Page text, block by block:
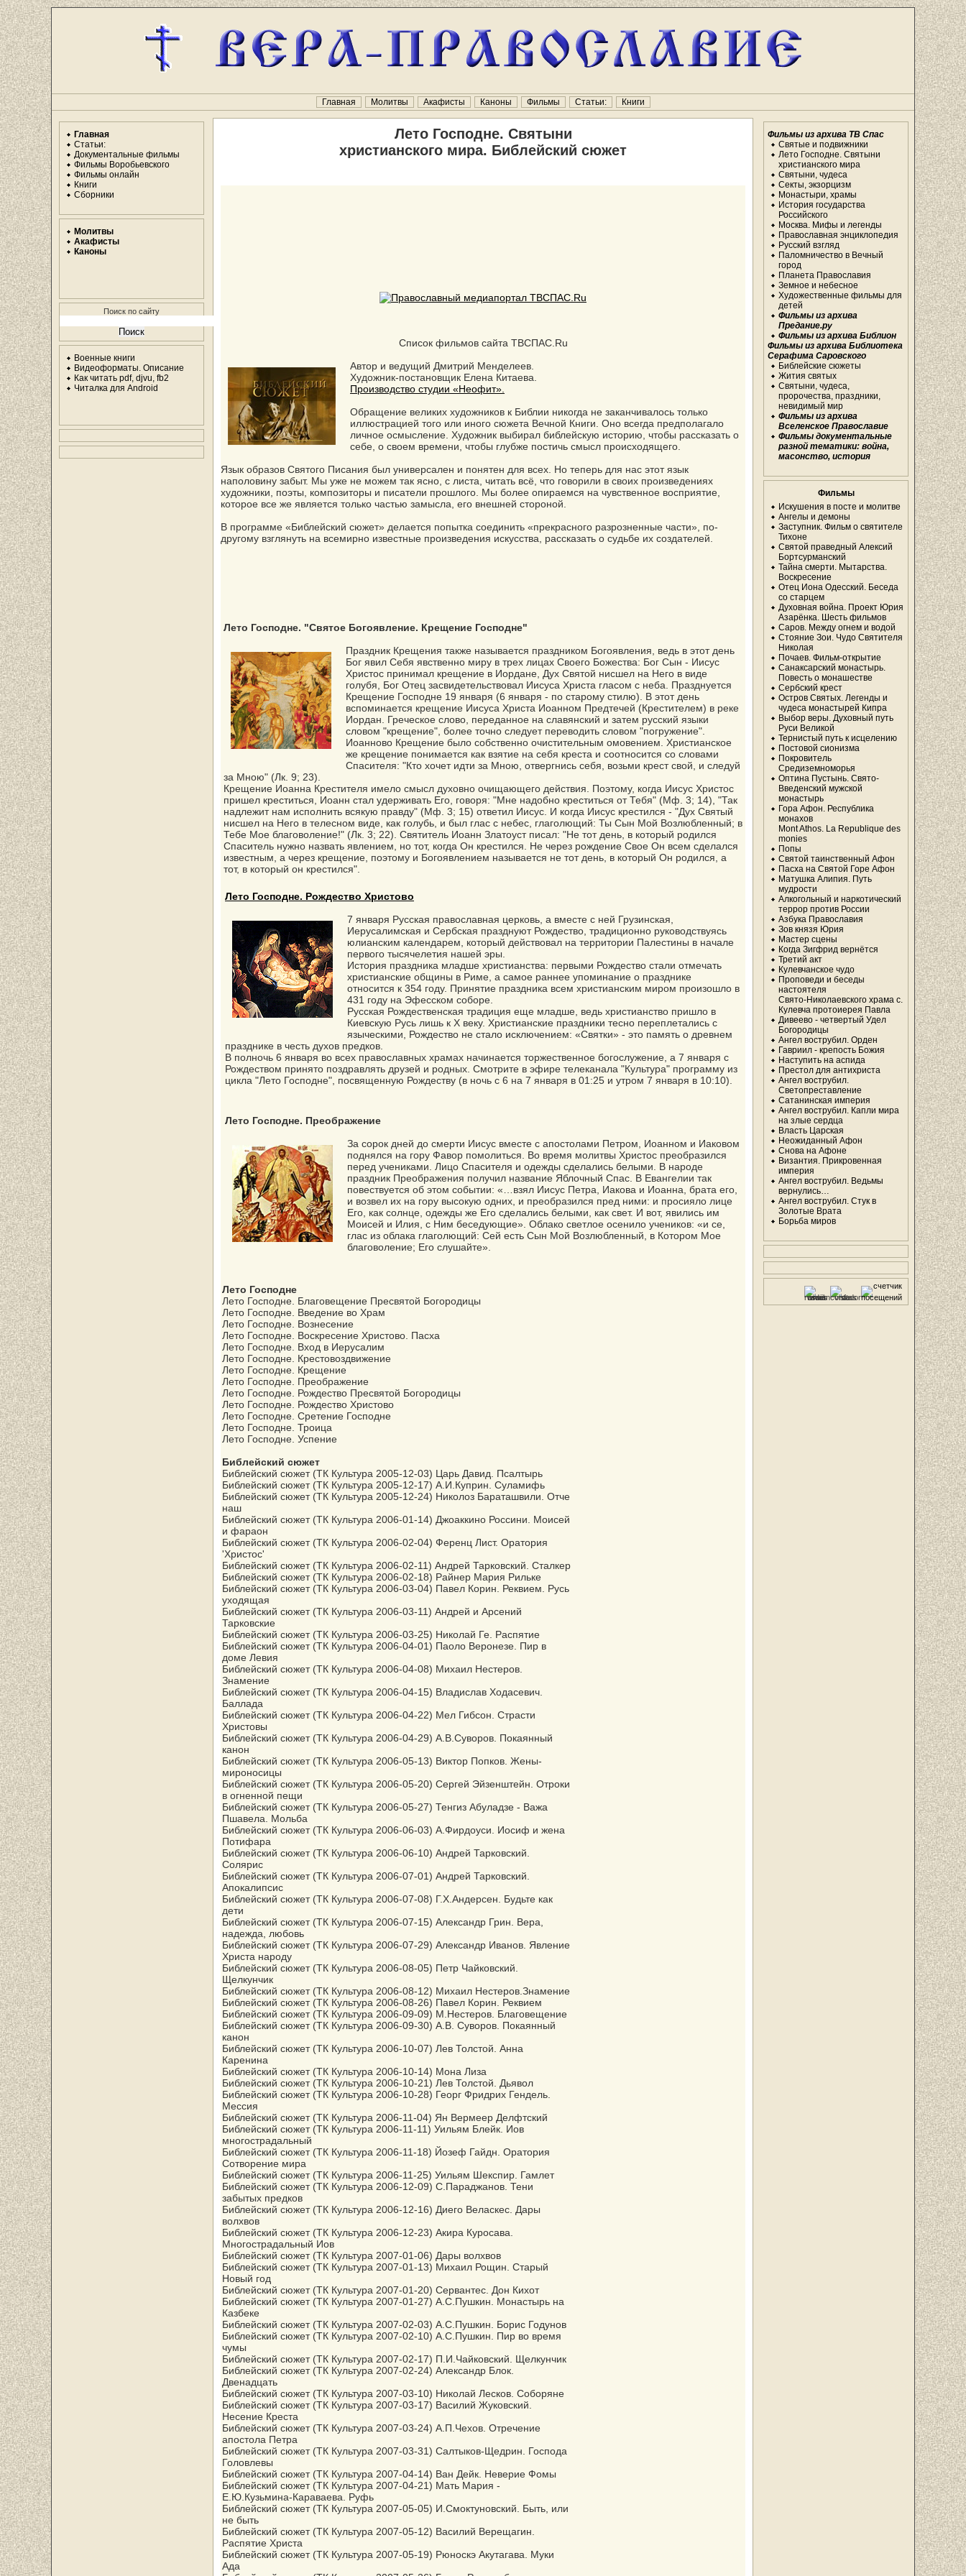
Главная Молитвы Акафисты Каноны Фильмы Статьи: Книги
Главная
Статьи:
Документальные фильмы
Фильмы Воробьевского
Фильмы онлайн
Книги
Сборники
Молитвы
Акафисты
Каноны
Поиск по сайту
Военные книги
Видеоформаты. Описание
Как читать pdf, djvu, fb2
Читалка для Android
Фильмы из архива ТВ Спас
Святые и подвижники
Лето Господне. Святыни
христианского мира
Святыни, чудеса
Секты, экзорцизм
Монастыри, храмы
История государства
Российского
Москва. Мифы и легенды
Православная энциклопедия
Русский взгляд
Паломничество в Вечный
город
Планета Православия
Земное и небесное
Художественные фильмы для
детей
Фильмы из архива
Предание.ру
Фильмы из архива Библион
Фильмы из архива Библиотека
Серафима Саровского
Библейские сюжеты
Жития святых
Святыни, чудеса,
пророчества, праздники,
невидимый мир
Фильмы из архива
Вселенское Православие
Фильмы документальные
разной тематики: война,
масонство, история
Фильмы
Искушения в посте и молитве
Ангелы и демоны
Заступник. Фильм о святителе
Тихоне
Святой праведный Алексий
Бортсурманский
Тайна смерти. Мытарства.
Воскресение
Отец Иона Одесский. Беседа
со старцем
Духовная война. Проект Юрия
Азарёнка. Шесть фильмов
Саров. Между огнем и водой
Стояние Зои. Чудо Святителя
Николая
Почаев. Фильм-открытие
Санаксарский монастырь.
Повесть о монашестве
Сербский крест
Остров Святых. Легенды и
чудеса монастырей Кипра
Выбор веры. Духовный путь
Руси Великой
Тернистый путь к исцелению
Постовой сионизма
Покровитель
Средиземноморья
Оптина Пустынь. Свято-
Введенский мужской
монастырь
Гора Афон. Республика
монахов
Mont Athos. La Republique des
monies
Попы
Святой таинственный Афон
Пасха на Святой Горе Афон
Матушка Алипия. Путь
мудрости
Алкогольный и наркотический
террор против России
Азбука Православия
Зов князя Юрия
Мастер сцены
Когда Зигфрид вернётся
Третий акт
Кулевчанское чудо
Проповеди и беседы
настоятеля
Свято-Николаевского храма с.
Кулевча протоиерея Павла
Дивеево - четвертый Удел
Богородицы
Ангел вострубил. Орден
Гавриил - крепость Божия
Наступить на аспида
Престол для антихриста
Ангел вострубил.
Светопреставление
Сатанинская империя
Ангел вострубил. Капли мира
на злые сердца
Власть Царская
Неожиданный Афон
Снова на Афоне
Византия. Прикровенная
империя
Ангел вострубил. Ведьмы
вернулись…
Ангел вострубил. Стук в
Золотые Врата
Борьба миров
Лето Господне. Святыни
христианского мира. Библейский сюжет
Список фильмов сайта ТВСПАС.Ru
Автор и ведущий Дмитрий Менделеев.
Художник-постановщик Елена Китаева.
Производство студии «Неофит».
Обращение великих художников к Библии никогда не заканчивалось только
иллюстрацией того или иного сюжета Вечной Книги. Оно всегда предполагало
личное осмысление. Художник выбирал библейскую историю, чтобы рассказать о
себе, о своем времени, чтобы глубже постичь смысл происходящего.
Язык образов Святого Писания был универсален и понятен для всех. Но теперь для нас этот язык
наполовину забыт. Мы уже не можем так ясно, с листа, читать всё, что говорили в своих произведениях
художники, поэты, композиторы и писатели прошлого. Мы более опираемся на чувственное восприятие,
которое все же является только частью замысла, его внешней стороной.
В программе «Библейский сюжет» делается попытка соединить «прекрасного разрозненные части», по-
другому взглянуть на всемирно известные произведения искусства, рассказать о судьбе их создателей.
Лето Господне. "Святое Богоявление. Крещение Господне"
Праздник Крещения также называется праздником Богоявления, ведь в этот день
Бог явил Себя явственно миру в трех лицах Своего Божества: Бог Сын - Иисус
Христос принимал крещение в Иордане, Дух Святой нисшел на Него в виде
голубя, Бог Отец засвидетельствовал Иисуса Христа гласом с неба. Празднуется
Крещение Господне 19 января (6 января - по старому стилю). В этот день
вспоминается крещение Иисуса Христа Иоанном Предтечей (Крестителем) в реке
Иордан. Греческое слово, переданное на славянский и затем русский языки
словом "крещение", более точно следует переводить словом "погружение".
Иоанново Крещение было собственно очистительным омовением. Христианское
же крещение понимается как взятие на себя креста и соотносится со словами
Спасителя: "Кто хочет идти за Мною, отвергнись себя, возьми крест свой, и следуй
за Мною" (Лк. 9; 23).
Крещение Иоанна Крестителя имело смысл духовно очищающего действия. Поэтому, когда Иисус Христос
пришел креститься, Иоанн стал удерживать Его, говоря: "Мне надобно креститься от Тебя" (Мф. 3; 14), "Так
надлежит нам исполнить всякую правду" (Мф. 3; 15) ответил Иисус. И когда Иисус крестился - "Дух Святый
нисшел на Него в телесном виде, как голубь, и был глас с небес, глаголющий: Ты Сын Мой Возлюбленный; в
Тебе Мое благоволение!" (Лк. 3; 22). Святитель Иоанн Златоуст писал: "Не тот день, в который родился
Спаситель нужно назвать явлением, но тот, когда Он крестился. Не через рождение Свое Он всем сделался
известным, а через крещение, поэтому и Богоявлением называется не тот день, в который Он родился, а
тот, в который он крестился".
Лето Господне. Рождество Христово
7 января Русская православная церковь, а вместе с ней Грузинская,
Иерусалимская и Сербская празднуют Рождество, традиционно руководствуясь
юлианским календарем, который действовал на территории Палестины в начале
первого тысячелетия нашей эры.
История праздника младше христианства: первыми Рождество стали отмечать
христианские общины в Риме, а самое раннее упоминание о празднике
относится к 354 году. Принятие праздника всем христианским миром произошло в
431 году на Эфесском соборе.
Русская Рождественская традиция еще младше, ведь христианство пришло в
Киевскую Русь лишь к X веку. Христианские праздники тесно переплетались с
языческими, Рождество не стало исключением: «Святки» - это память о древнем
празднике в честь духов предков.
В полночь 6 января во всех православных храмах начинается торжественное богослужение, а 7 января с
Рождеством принято поздравлять друзей и родных. Смотрите в эфире телеканала "Культура" программу из
цикла "Лето Господне", посвященную Рождеству (в ночь с 6 на 7 января в 01:25 и утром 7 января в 10:10).
Лето Господне. Преображение
За сорок дней до смерти Иисус вместе с апостолами Петром, Иоанном и Иаковом
поднялся на гору Фавор помолиться. Во время молитвы Христос преобразился
перед учениками. Лицо Спасителя и одежды сделались белыми. В народе
праздник Преображения получил название Яблочный Спас. В Евангелии так
повествуется об этом событии: «…взял Иисус Петра, Иакова и Иоанна, брата его,
и возвел их на гору высокую одних, и преобразился пред ними: и просияло лице
Его, как солнце, одежды же Его сделались белыми, как свет. И вот, явились им
Моисей и Илия, с Ним беседующие». Облако светлое осенило учеников: «и се,
глас из облака глаголющий: Сей есть Сын Мой Возлюбленный, в Котором Мое
благоволение; Его слушайте».
Лето Господне
Лето Господне. Благовещение Пресвятой Богородицы
Лето Господне. Введение во Храм
Лето Господне. Вознесение
Лето Господне. Воскресение Христово. Пасха
Лето Господне. Вход в Иерусалим
Лето Господне. Крестовоздвижение
Лето Господне. Крещение
Лето Господне. Преображение
Лето Господне. Рождество Пресвятой Богородицы
Лето Господне. Рождество Христово
Лето Господне. Сретение Господне
Лето Господне. Троица
Лето Господне. Успение
Библейский сюжет
Библейский сюжет (ТК Культура 2005-12-03) Царь Давид. Псалтырь
Библейский сюжет (ТК Культура 2005-12-17) А.И.Куприн. Суламифь
Библейский сюжет (ТК Культура 2005-12-24) Николоз Бараташвили. Отче
наш
Библейский сюжет (ТК Культура 2006-01-14) Джоаккино Россини. Моисей
и фараон
Библейский сюжет (ТК Культура 2006-02-04) Ференц Лист. Оратория
'Христос'
Библейский сюжет (ТК Культура 2006-02-11) Андрей Тарковский. Сталкер
Библейский сюжет (ТК Культура 2006-02-18) Райнер Мария Рильке
Библейский сюжет (ТК Культура 2006-03-04) Павел Корин. Реквием. Русь
уходящая
Библейский сюжет (ТК Культура 2006-03-11) Андрей и Арсений
Тарковские
Библейский сюжет (ТК Культура 2006-03-25) Николай Ге. Распятие
Библейский сюжет (ТК Культура 2006-04-01) Паоло Веронезе. Пир в
доме Левия
Библейский сюжет (ТК Культура 2006-04-08) Михаил Нестеров.
Знамение
Библейский сюжет (ТК Культура 2006-04-15) Владислав Ходасевич.
Баллада
Библейский сюжет (ТК Культура 2006-04-22) Мел Гибсон. Страсти
Христовы
Библейский сюжет (ТК Культура 2006-04-29) А.В.Суворов. Покаянный
канон
Библейский сюжет (ТК Культура 2006-05-13) Виктор Попков. Жены-
мироносицы
Библейский сюжет (ТК Культура 2006-05-20) Сергей Эйзенштейн. Отроки
в огненной пещи
Библейский сюжет (ТК Культура 2006-05-27) Тенгиз Абуладзе - Важа
Пшавела. Мольба
Библейский сюжет (ТК Культура 2006-06-03) А.Фирдоуси. Иосиф и жена
Потифара
Библейский сюжет (ТК Культура 2006-06-10) Андрей Тарковский.
Солярис
Библейский сюжет (ТК Культура 2006-07-01) Андрей Тарковский.
Апокалипсис
Библейский сюжет (ТК Культура 2006-07-08) Г.Х.Андерсен. Будьте как
дети
Библейский сюжет (ТК Культура 2006-07-15) Александр Грин. Вера,
надежда, любовь
Библейский сюжет (ТК Культура 2006-07-29) Александр Иванов. Явление
Христа народу
Библейский сюжет (ТК Культура 2006-08-05) Петр Чайковский.
Щелкунчик
Библейский сюжет (ТК Культура 2006-08-12) Михаил Нестеров.Знамение
Библейский сюжет (ТК Культура 2006-08-26) Павел Корин. Реквием
Библейский сюжет (ТК Культура 2006-09-09) М.Нестеров. Благовещение
Библейский сюжет (ТК Культура 2006-09-30) А.В. Суворов. Покаянный
канон
Библейский сюжет (ТК Культура 2006-10-07) Лев Толстой. Анна
Каренина
Библейский сюжет (ТК Культура 2006-10-14) Мона Лиза
Библейский сюжет (ТК Культура 2006-10-21) Лев Толстой. Дьявол
Библейский сюжет (ТК Культура 2006-10-28) Георг Фридрих Гендель.
Мессия
Библейский сюжет (ТК Культура 2006-11-04) Ян Вермеер Делфтский
Библейский сюжет (ТК Культура 2006-11-11) Уильям Блейк. Иов
многострадальный
Библейский сюжет (ТК Культура 2006-11-18) Йозеф Гайдн. Оратория
Сотворение мира
Библейский сюжет (ТК Культура 2006-11-25) Уильям Шекспир. Гамлет
Библейский сюжет (ТК Культура 2006-12-09) С.Параджанов. Тени
забытых предков
Библейский сюжет (ТК Культура 2006-12-16) Диего Веласкес. Дары
волхвов
Библейский сюжет (ТК Культура 2006-12-23) Акира Куросава.
Многострадальный Иов
Библейский сюжет (ТК Культура 2007-01-06) Дары волхвов
Библейский сюжет (ТК Культура 2007-01-13) Михаил Рощин. Старый
Новый год
Библейский сюжет (ТК Культура 2007-01-20) Сервантес. Дон Кихот
Библейский сюжет (ТК Культура 2007-01-27) А.С.Пушкин. Монастырь на
Казбеке
Библейский сюжет (ТК Культура 2007-02-03) А.С.Пушкин. Борис Годунов
Библейский сюжет (ТК Культура 2007-02-10) А.С.Пушкин. Пир во время
чумы
Библейский сюжет (ТК Культура 2007-02-17) П.И.Чайковский. Щелкунчик
Библейский сюжет (ТК Культура 2007-02-24) Александр Блок.
Двенадцать
Библейский сюжет (ТК Культура 2007-03-10) Николай Лесков. Соборяне
Библейский сюжет (ТК Культура 2007-03-17) Василий Жуковский.
Несение Креста
Библейский сюжет (ТК Культура 2007-03-24) А.П.Чехов. Отречение
апостола Петра
Библейский сюжет (ТК Культура 2007-03-31) Салтыков-Щедрин. Господа
Головлевы
Библейский сюжет (ТК Культура 2007-04-14) Ван Дейк. Неверие Фомы
Библейский сюжет (ТК Культура 2007-04-21) Мать Мария -
Е.Ю.Кузьмина-Караваева. Руфь
Библейский сюжет (ТК Культура 2007-05-05) И.Смоктуновский. Быть, или
не быть
Библейский сюжет (ТК Культура 2007-05-12) Василий Верещагин.
Распятие Христа
Библейский сюжет (ТК Культура 2007-05-19) Рюноскэ Акутагава. Муки
Ада